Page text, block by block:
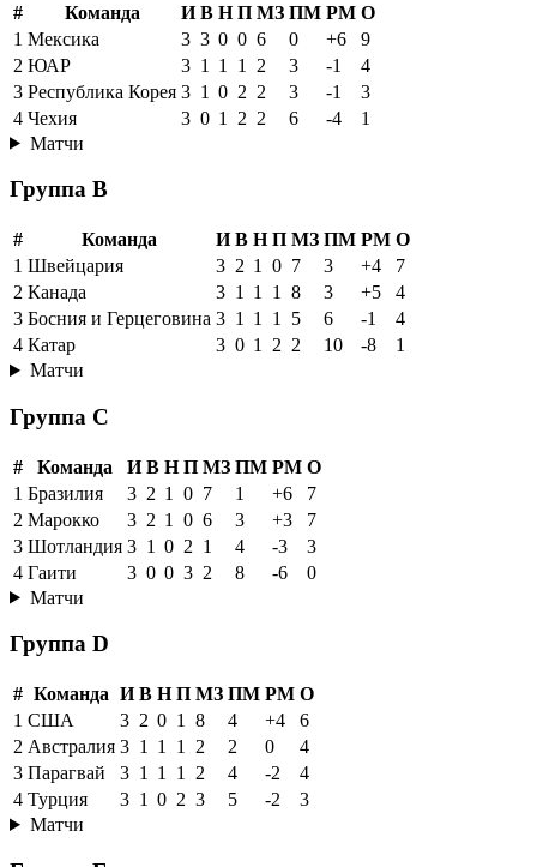
# Команда И В Н П МЗ ПМ РМ О
1 Мексика 3 3 0 0 6 0 +6
9
2 ЮАР 3 1 1 1 2 3 -1
4
3 Республика Корея 3 1 0 2 2 3 -1
3
4 Чехия 3 0 1 2 2 6 -4
1
Матчи
Группа B
# Команда И В Н П МЗ ПМ РМ О
1 Швейцария 3 2 1 0 7 3 +4
7
2 Канада 3 1 1 1 8 3 +5
4
3 Босния и Герцеговина 3 1 1 1 5 6 -1
4
4 Катар 3 0 1 2 2 10 -8
1
Матчи
Группа C
# Команда И В Н П МЗ ПМ РМ О
1 Бразилия 3 2 1 0 7 1 +6
7
2 Марокко 3 2 1 0 6 3 +3
7
3 Шотландия 3 1 0 2 1 4 -3
3
4 Гаити 3 0 0 3 2 8 -6
0
Матчи
Группа D
# Команда И В Н П МЗ ПМ РМ О
1 США 3 2 0 1 8 4 +4
6
2 Австралия 3 1 1 1 2 2 0
4
3 Парагвай 3 1 1 1 2 4 -2
4
4 Турция 3 1 0 2 3 5 -2
3
Матчи